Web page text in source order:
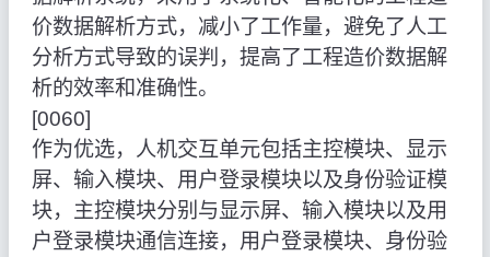
价数据解析方式，减小了工作量，避免了人工
分析方式导致的误判，提高了工程造价数据解
析的效率和准确性。
[0060]
作为优选，人机交互单元包括主控模块、显示
屏、输入模块、用户登录模块以及身份验证模
块，主控模块分别与显示屏、输入模块以及用
户登录模块通信连接，用户登录模块、身份验